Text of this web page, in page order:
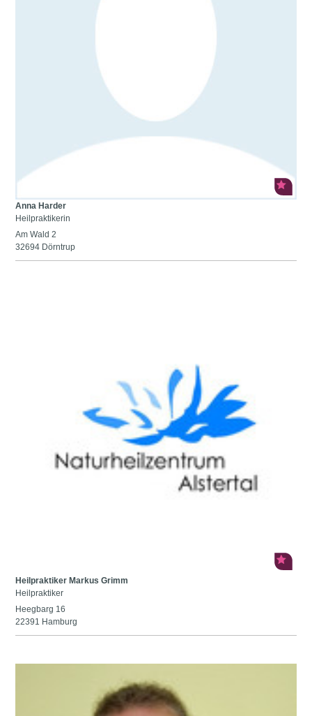
Anna Harder
Heilpraktikerin
Am Wald 2
32694 Dörntrup
Heilpraktiker Markus Grimm
Heilpraktiker
Heegbarg 16
22391 Hamburg